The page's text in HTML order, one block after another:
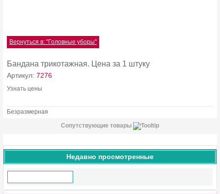
Вернуться в: "Головные уборы"
Бандана трикотажная. Цена за 1 штуку
Артикул: 7276
Узнать цены
Безразмерная
Сопутствующие товары
Недавно просмотренные